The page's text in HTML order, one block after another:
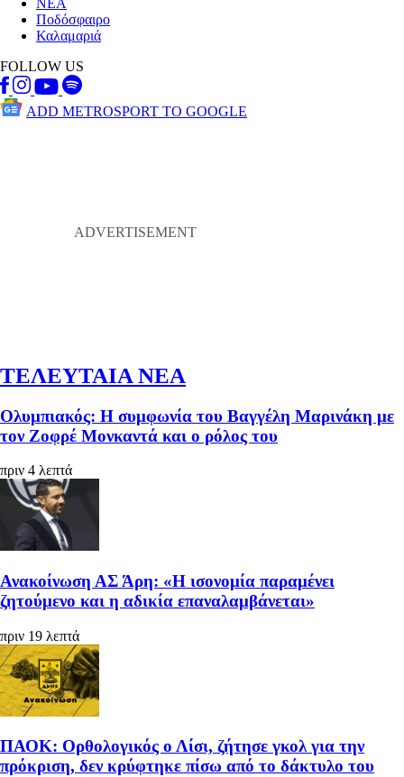
Ποδόσφαιρο
Καλαμαριά
FOLLOW US
ADD METROSPORT TO GOOGLE
ΤΕΛΕΥΤΑΙΑ ΝΕΑ
Ολυμπιακός: Η συμφωνία του Βαγγέλη Μαρινάκη με
τον Ζοφρέ Μονκαντά και ο ρόλος του
πριν 4 λεπτά
Ανακοίνωση ΑΣ Άρη: «Η ισονομία παραμένει
ζητούμενο και η αδικία επαναλαμβάνεται»
πριν 19 λεπτά
ΠΑΟΚ: Ορθολογικός ο Λίσι, ζήτησε γκολ για την
πρόκριση, δεν κρύφτηκε πίσω από το δάκτυλο του